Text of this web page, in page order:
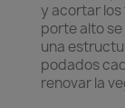
y acortar los
porte alto
una
podados
renovar la